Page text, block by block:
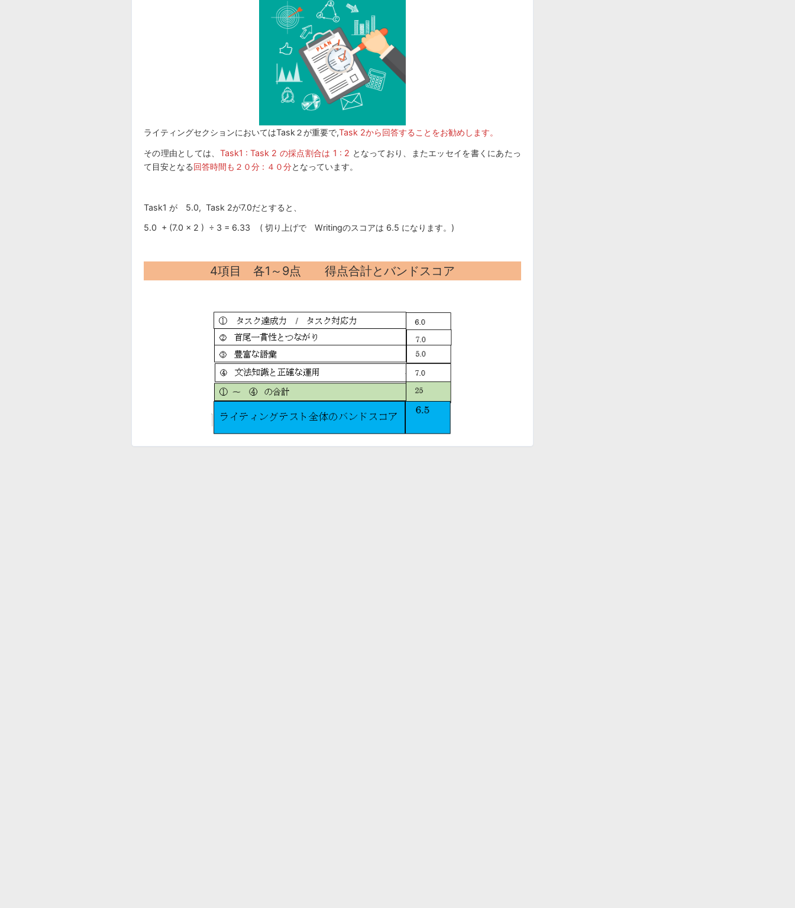
ライティングセクションにおいてはTask２が重要で,Task 2から回答することをお勧めします。
その理由としては、 Task1 : Task 2 の採点割合は 1 : 2 となっており、またエッセイを書くにあたっ
て目安となる回答時間も２０分 : ４０分となっています。
Task1 が 5.0, Task 2が7.0だとすると、
5.0 + (7.0 × 2 ) ÷ 3 = 6.33 ( 切り上げで Writingのスコアは 6.5 になります。)
4項目 各1～9点 得点合計とバンドスコア